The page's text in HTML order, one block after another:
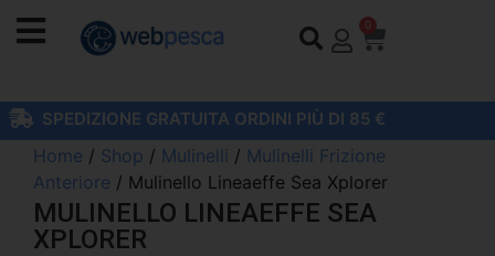
0
SPEDIZIONE GRATUITA ORDINI PIÙ DI 85 €
Home / Shop / Mulinelli / Mulinelli Frizione
Anteriore / Mulinello Lineaeffe Sea Xplorer
MULINELLO LINEAEFFE SEA
XPLORER